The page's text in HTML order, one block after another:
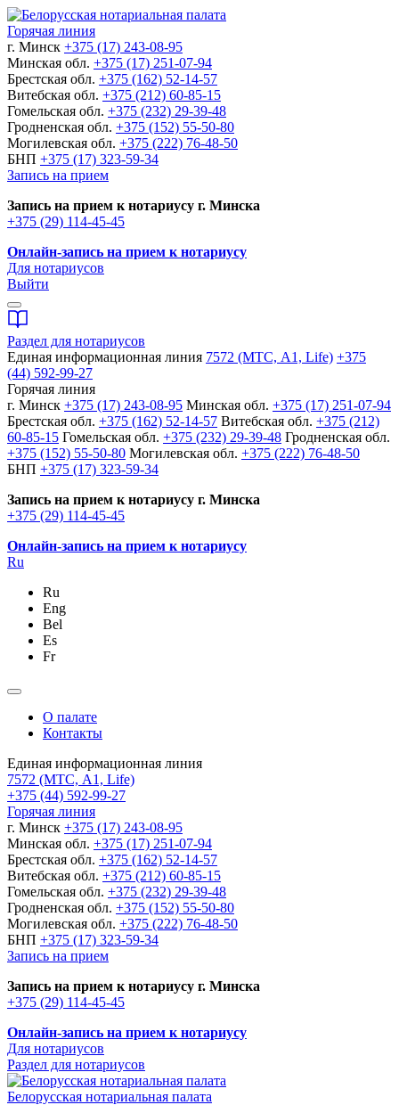
Горячая линия
г. Минск +375 (17) 243-08-95
Минская обл. +375 (17) 251-07-94
Брестская обл. +375 (162) 52-14-57
Витебская обл. +375 (212) 60-85-15
Гомельская обл. +375 (232) 29-39-48
Гродненская обл. +375 (152) 55-50-80
Могилевская обл. +375 (222) 76-48-50
БНП +375 (17) 323-59-34
Запись на прием
Запись на прием к нотариусу г. Минска
+375 (29) 114-45-45
Онлайн-запись на прием к нотариусу
Для нотариусов
Выйти
Раздел для нотариусов
Единая информационная линия 7572 (МТС, A1, Life) +375
(44) 592-99-27
Горячая линия
г. Минск +375 (17) 243-08-95 Минская обл. +375 (17) 251-07-94
Брестская обл. +375 (162) 52-14-57 Витебская обл. +375 (212)
60-85-15 Гомельская обл. +375 (232) 29-39-48 Гродненская обл.
+375 (152) 55-50-80 Могилевская обл. +375 (222) 76-48-50
БНП +375 (17) 323-59-34
Запись на прием к нотариусу г. Минска
+375 (29) 114-45-45
Онлайн-запись на прием к нотариусу
Ru
Ru
Eng
Bel
Es
Fr
О палате
Контакты
Единая информационная линия
7572 (МТС, A1, Life)
+375 (44) 592-99-27
Горячая линия
г. Минск +375 (17) 243-08-95
Минская обл. +375 (17) 251-07-94
Брестская обл. +375 (162) 52-14-57
Витебская обл. +375 (212) 60-85-15
Гомельская обл. +375 (232) 29-39-48
Гродненская обл. +375 (152) 55-50-80
Могилевская обл. +375 (222) 76-48-50
БНП +375 (17) 323-59-34
Запись на прием
Запись на прием к нотариусу г. Минска
+375 (29) 114-45-45
Онлайн-запись на прием к нотариусу
Для нотариусов
Раздел для нотариусов
Белорусская нотариальная палата